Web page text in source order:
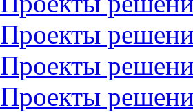
Проекты
Проекты
Проекты